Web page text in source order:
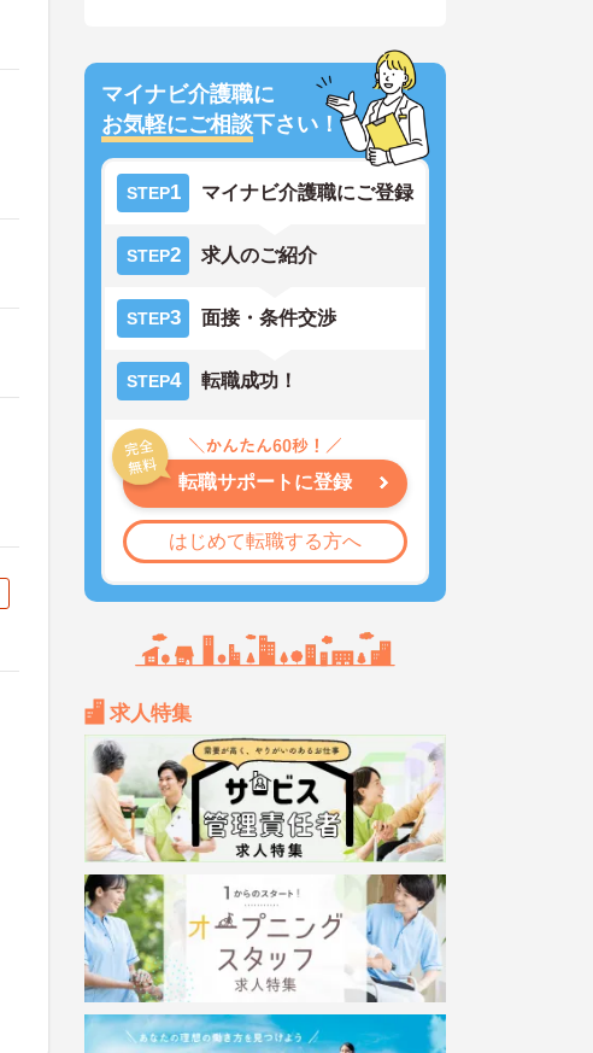
マイナビ介護職に
お気軽にご相談下さい！
STEP1 マイナビ介護職にご登録
STEP2 求人のご紹介
STEP3 面接・条件交渉
STEP4 転職成功！
転職サポートに登録
はじめて転職する方へ
求人特集